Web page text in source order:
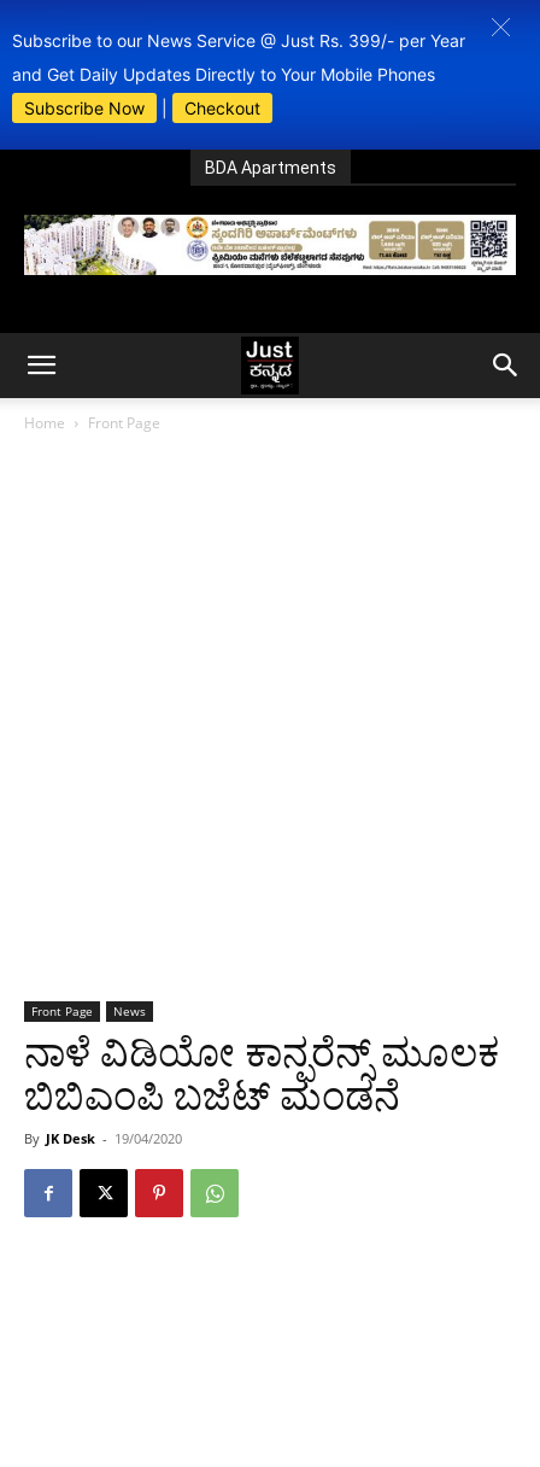
Subscribe to our News Service @ Just Rs. 399/- per Year
and Get Daily Updates Directly to Your Mobile Phones
Subscribe Now
Checkout
BDA Apartments
Home Front Page
Front Page News
ನಾಳೆ ವಿಡಿಯೋ ಕಾನ್ಫರೆನ್ಸ್ ಮೂಲಕ
ಬಿಬಿಎಂಪಿ ಬಜೆಟ್ ಮಂಡನೆ
By JK Desk - 19/04/2020